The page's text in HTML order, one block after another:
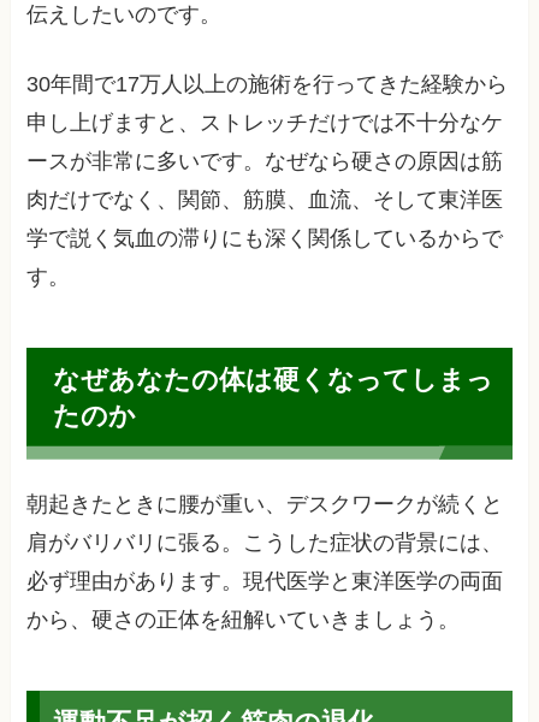
伝えしたいのです。
30年間で17万人以上の施術を行ってきた経験から
申し上げますと、ストレッチだけでは不十分なケ
ースが非常に多いです。なぜなら硬さの原因は筋
肉だけでなく、関節、筋膜、血流、そして東洋医
学で説く気血の滞りにも深く関係しているからで
す。
なぜあなたの体は硬くなってしまっ
たのか
朝起きたときに腰が重い、デスクワークが続くと
肩がバリバリに張る。こうした症状の背景には、
必ず理由があります。現代医学と東洋医学の両面
から、硬さの正体を紐解いていきましょう。